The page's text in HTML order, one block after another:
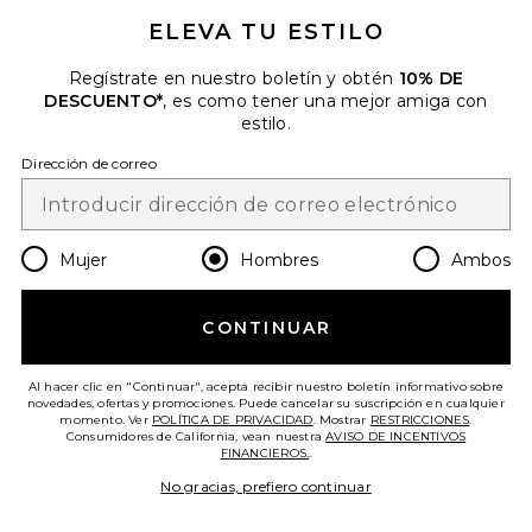
electrónico. Puede retirarse en cualquier momento.
Email Address
Change Country Regions
es USD
¡AYÚDANOS A MEJORAR!
ATENCIÓN AL CLIENTE
ELEVA TU ESTILO
Regístrate en nuestro boletín y obtén 10% DE
DESCUENTO*, es como tener una mejor amiga con
estilo.
Dirección de correo
Mujer Hombres Ambos
CONTINUAR
Al hacer clic en "Continuar", acepta recibir nuestro boletín informativo sobre
novedades, ofertas y promociones. Puede cancelar su suscripción en cualquier
momento. Ver POLÍTICA DE PRIVACIDAD. Mostrar RESTRICCIONES.
Consumidores de California, vean nuestraAVISO DE INCENTIVOS
FINANCIEROS..
No gracias, prefiero continuar